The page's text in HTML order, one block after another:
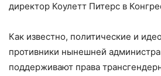
директор Коулетт Питерс в
Как известно, политические и
противники нынешней
поддерживают права